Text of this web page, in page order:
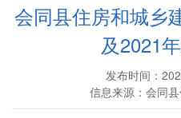
会同县住房和城乡
及2021
发布时间：
信息来源：会同